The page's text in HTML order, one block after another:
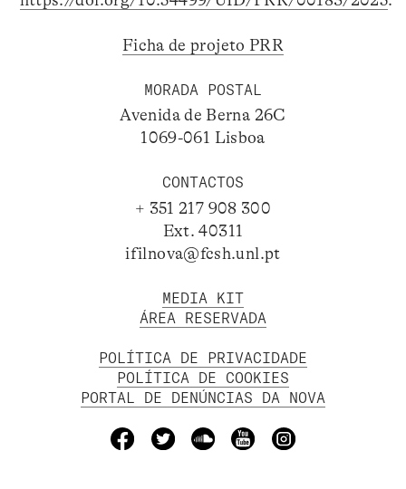
Ficha de projeto PRR
MORADA POSTAL
Avenida de Berna 26C
1069-061 Lisboa
CONTACTOS
+ 351 217 908 300
Ext. 40311
ifilnova@fcsh.unl.pt
MEDIA KIT
ÁREA RESERVADA
POLÍTICA DE PRIVACIDADE
POLÍTICA DE COOKIES
PORTAL DE DENÚNCIAS DA NOVA